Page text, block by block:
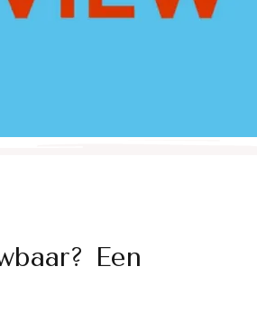
Een